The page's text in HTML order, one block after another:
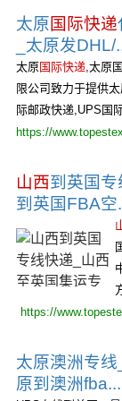
太原国际快递
_太原发DHL/
太原国际快递,太原
限公司致力于提供
际邮政快递,UPS国
https://
山西到英国专
到英国FBA空
https://
太原澳洲专线_
原到澳洲fba...